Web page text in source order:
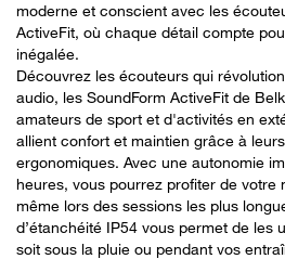
moderne et conscient avec les
ActiveFit, où chaque détail compte
inégalée.
Découvrez les écouteurs qui
audio, les SoundForm ActiveFit de
amateurs de sport et d'activités en
allient confort et maintien grâce à
ergonomiques. Avec une autonomie
heures, vous pourrez profiter de votre
même lors des sessions les plus
d’étanchéité IP54 vous permet de les
soit sous la pluie ou pendant vos